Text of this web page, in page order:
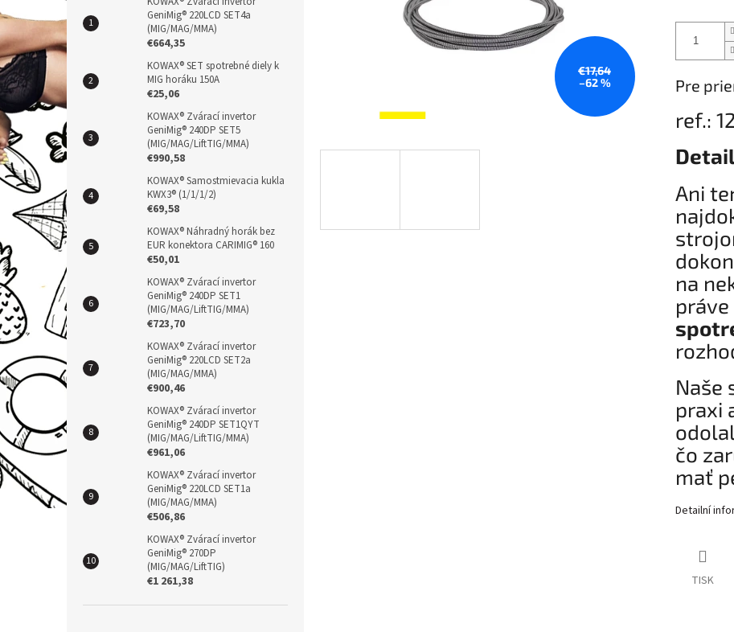
n
e
l
GeniMig® 220LCD SET4a
(MIG/MAG/MMA)
€664,35
KOWAX® SET spotrebné diely k
MIG horáku 150A
€25,06
KOWAX® Zvárací invertor
GeniMig® 240DP SET5
(MIG/MAG/LiftTIG/MMA)
€990,58
KOWAX® Samostmievacia kukla
KWX3® (1/1/1/2)
€69,58
KOWAX® Náhradný horák bez
EUR konektora CARIMIG® 160
€50,01
KOWAX® Zvárací invertor
GeniMig® 240DP SET1
(MIG/MAG/LiftTIG/MMA)
€723,70
KOWAX® Zvárací invertor
GeniMig® 220LCD SET2a
(MIG/MAG/MMA)
€900,46
KOWAX® Zvárací invertor
GeniMig® 240DP SET1QYT
(MIG/MAG/LiftTIG/MMA)
€961,06
KOWAX® Zvárací invertor
GeniMig® 220LCD SET1a
(MIG/MAG/MMA)
€506,86
KOWAX® Zvárací invertor
GeniMig® 270DP
(MIG/MAG/LiftTIG)
€1 261,38
€17,64
–62 %
Pre
ref.:
Ani
na
práve
Naše
praxi
čo
mať
Detailní
TISK